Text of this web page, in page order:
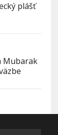
plášť
Mubarak